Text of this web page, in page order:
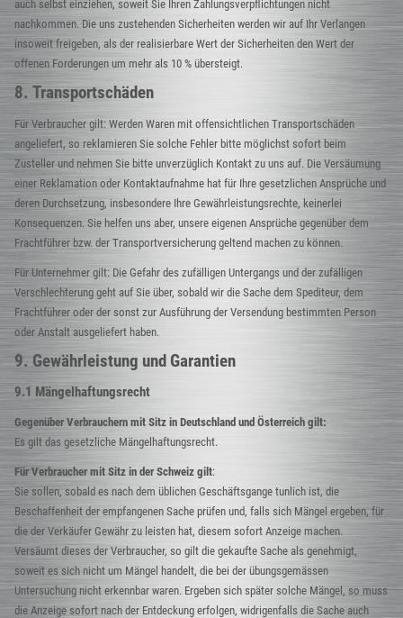
auch selbst einziehen, soweit Sie Ihren Zahlungsverpflichtungen nicht
nachkommen. Die uns zustehenden Sicherheiten werden wir auf Ihr Verlangen
insoweit freigeben, als der realisierbare Wert der Sicherheiten den Wert der
offenen Forderungen um mehr als 10 % übersteigt.
8. Transportschäden
Für Verbraucher gilt: Werden Waren mit offensichtlichen Transportschäden
angeliefert, so reklamieren Sie solche Fehler bitte möglichst sofort beim
Zusteller und nehmen Sie bitte unverzüglich Kontakt zu uns auf. Die Versäumung
einer Reklamation oder Kontaktaufnahme hat für Ihre gesetzlichen Ansprüche und
deren Durchsetzung, insbesondere Ihre Gewährleistungsrechte, keinerlei
Konsequenzen. Sie helfen uns aber, unsere eigenen Ansprüche gegenüber dem
Frachtführer bzw. der Transportversicherung geltend machen zu können.
Für Unternehmer gilt: Die Gefahr des zufälligen Untergangs und der zufälligen
Verschlechterung geht auf Sie über, sobald wir die Sache dem Spediteur, dem
Frachtführer oder der sonst zur Ausführung der Versendung bestimmten Person
oder Anstalt ausgeliefert haben.
9. Gewährleistung und Garantien
9.1 Mängelhaftungsrecht
Gegenüber Verbrauchern mit Sitz in Deutschland und Österreich gilt:
Es gilt das gesetzliche Mängelhaftungsrecht.
Für Verbraucher mit Sitz in der Schweiz gilt:
Sie sollen, sobald es nach dem üblichen Geschäftsgange tunlich ist, die
Beschaffenheit der empfangenen Sache prüfen und, falls sich Mängel ergeben, für
die der Verkäufer Gewähr zu leisten hat, diesem sofort Anzeige machen.
Versäumt dieses der Verbraucher, so gilt die gekaufte Sache als genehmigt,
soweit es sich nicht um Mängel handelt, die bei der übungsgemässen
Untersuchung nicht erkennbar waren. Ergeben sich später solche Mängel, so muss
die Anzeige sofort nach der Entdeckung erfolgen, widrigenfalls die Sache auch